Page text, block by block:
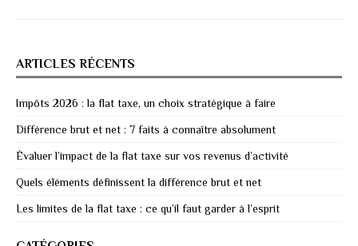
ARTICLES RÉCENTS
Impôts 2026 : la flat taxe, un choix stratégique à faire
Différence brut et net : 7 faits à connaître absolument
Évaluer l’impact de la flat taxe sur vos revenus d’activité
Quels éléments définissent la différence brut et net
Les limites de la flat taxe : ce qu’il faut garder à l’esprit